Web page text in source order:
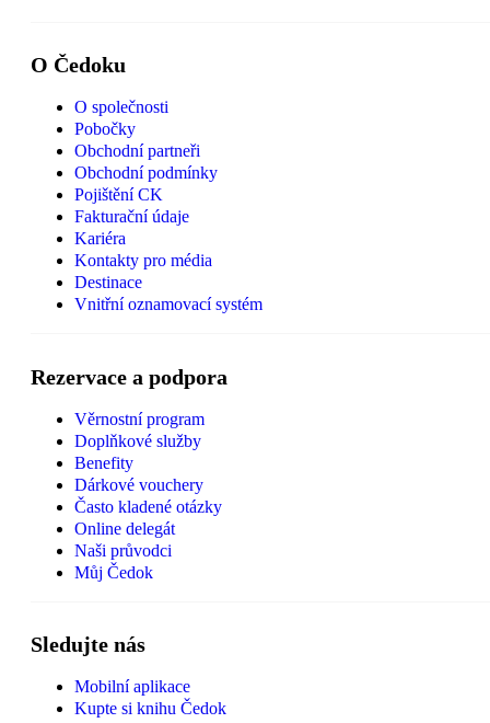
O Čedoku
O společnosti
Pobočky
Obchodní partneři
Obchodní podmínky
Pojištění CK
Fakturační údaje
Kariéra
Kontakty pro média
Destinace
Vnitřní oznamovací systém
Rezervace a podpora
Věrnostní program
Doplňkové služby
Benefity
Dárkové vouchery
Často kladené otázky
Online delegát
Naši průvodci
Můj Čedok
Sledujte nás
Mobilní aplikace
Kupte si knihu Čedok